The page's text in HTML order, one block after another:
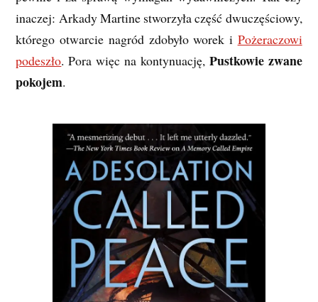
inaczej: Arkady Martine stworzyła część dwuczęściowy,
którego otwarcie nagród zdobyło worek i Pożeraczowi
podeszło. Pora więc na kontynuację, Pustkowie zwane
pokojem.